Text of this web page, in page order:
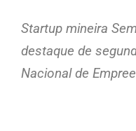
Startup mineira
destaque de
Nacional de